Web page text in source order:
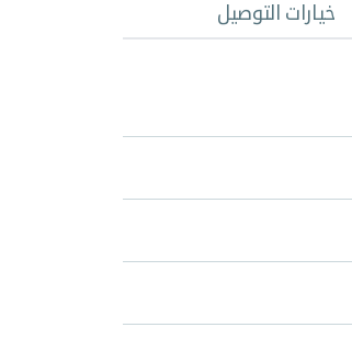
خيارات التوصيل